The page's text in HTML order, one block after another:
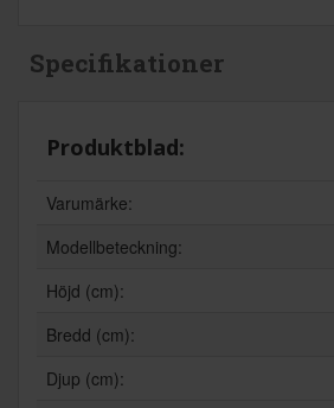
Specifikationer
Produktblad:
Varumärke:
Modellbeteckning:
Höjd (cm):
Bredd (cm):
Djup (cm):